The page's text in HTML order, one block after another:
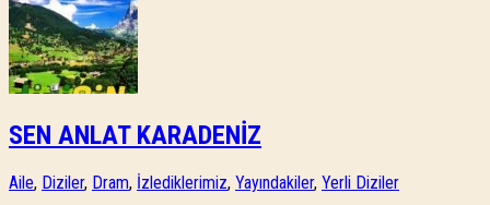
SEN ANLAT KARADENİZ
Aile, Diziler, Dram, İzlediklerimiz, Yayındakiler, Yerli Diziler